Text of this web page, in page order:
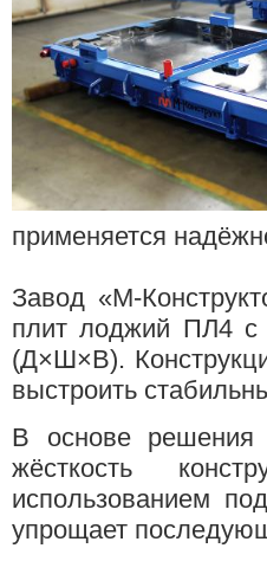
применяется
Завод «М-
плит лоджий ПЛ4 с
(Д×Ш×В).
выстроить
В основе
жёсткость
использованием
упрощает